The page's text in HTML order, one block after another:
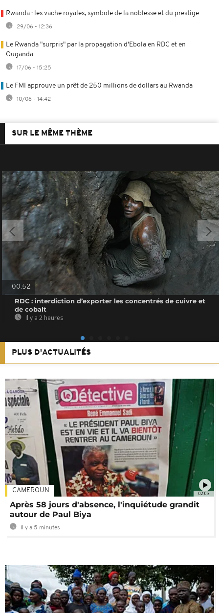
Rwanda : les vache royales, symbole de la noblesse et du prestige
29/06 - 12:36
Le Rwanda "surpris" par la propagation d'Ebola en RDC et en
Ouganda
17/06 - 15:25
Le FMI approuve un prêt de 250 millions de dollars au Rwanda
10/06 - 14:42
SUR LE MÊME THÈME
00:52
RDC : interdiction d’exporter les concentrés de cuivre et
de cobalt
Il y a 2 heures
PLUS D'ACTUALITÉS
02:03
CAMEROUN
Après 58 jours d'absence, l'inquiétude grandit
autour de Paul Biya
Il y a 5 minutes